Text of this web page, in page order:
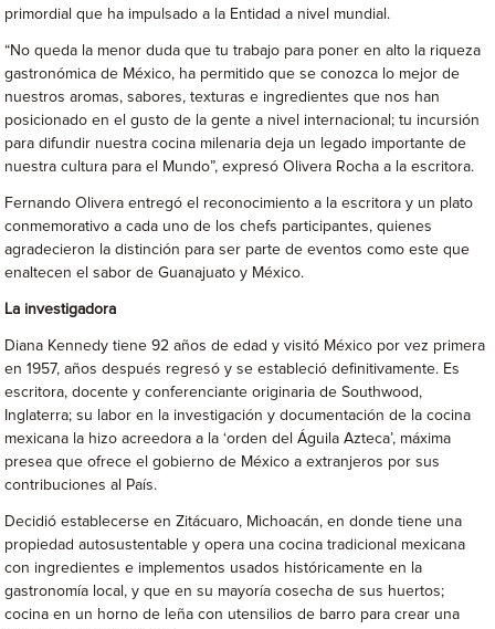
primordial que ha impulsado a la Entidad a nivel mundial.
“No queda la menor duda que tu trabajo para poner en alto la riqueza
gastronómica de México, ha permitido que se conozca lo mejor de
nuestros aromas, sabores, texturas e ingredientes que nos han
posicionado en el gusto de la gente a nivel internacional; tu incursión
para difundir nuestra cocina milenaria deja un legado importante de
nuestra cultura para el Mundo”, expresó Olivera Rocha a la escritora.
Fernando Olivera entregó el reconocimiento a la escritora y un plato
conmemorativo a cada uno de los chefs participantes, quienes
agradecieron la distinción para ser parte de eventos como este que
enaltecen el sabor de Guanajuato y México.
La investigadora
Diana Kennedy tiene 92 años de edad y visitó México por vez primera
en 1957, años después regresó y se estableció definitivamente. Es
escritora, docente y conferenciante originaria de Southwood,
Inglaterra; su labor en la investigación y documentación de la cocina
mexicana la hizo acreedora a la ‘orden del Águila Azteca’, máxima
presea que ofrece el gobierno de México a extranjeros por sus
contribuciones al País.
Decidió establecerse en Zitácuaro, Michoacán, en donde tiene una
propiedad autosustentable y opera una cocina tradicional mexicana
con ingredientes e implementos usados históricamente en la
gastronomía local, y que en su mayoría cosecha de sus huertos;
cocina en un horno de leña con utensilios de barro para crear una